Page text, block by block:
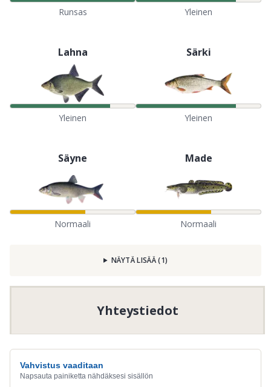
Runsas Yleinen
Lahna
Yleinen
Särki
Yleinen
Säyne
Normaali
Made
Normaali
NÄYTÄ LISÄÄ(1)
Yhteystiedot
Vahvistus vaaditaan
Napsauta painiketta nähdäksesi sisällön